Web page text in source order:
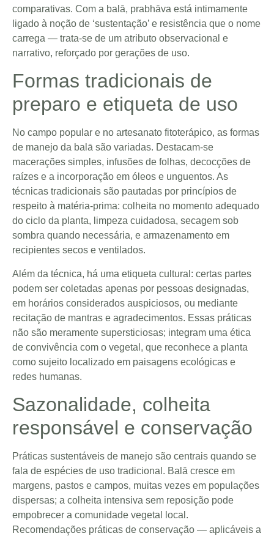
comparativas. Com a balā, prabhāva está intimamente
ligado à noção de ‘sustentação’ e resistência que o nome
carrega — trata-se de um atributo observacional e
narrativo, reforçado por gerações de uso.
Formas tradicionais de
preparo e etiqueta de uso
No campo popular e no artesanato fitoterápico, as formas
de manejo da balā são variadas. Destacam-se
macerações simples, infusões de folhas, decocções de
raízes e a incorporação em óleos e unguentos. As
técnicas tradicionais são pautadas por princípios de
respeito à matéria-prima: colheita no momento adequado
do ciclo da planta, limpeza cuidadosa, secagem sob
sombra quando necessária, e armazenamento em
recipientes secos e ventilados.
Além da técnica, há uma etiqueta cultural: certas partes
podem ser coletadas apenas por pessoas designadas,
em horários considerados auspiciosos, ou mediante
recitação de mantras e agradecimentos. Essas práticas
não são meramente supersticiosas; integram uma ética
de convivência com o vegetal, que reconhece a planta
como sujeito localizado em paisagens ecológicas e
redes humanas.
Sazonalidade, colheita
responsável e conservação
Práticas sustentáveis de manejo são centrais quando se
fala de espécies de uso tradicional. Balā cresce em
margens, pastos e campos, muitas vezes em populações
dispersas; a colheita intensiva sem reposição pode
empobrecer a comunidade vegetal local.
Recomendações práticas de conservação — aplicáveis a